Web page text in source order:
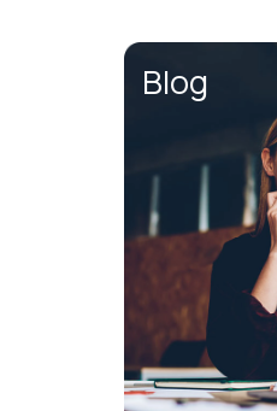
Blog